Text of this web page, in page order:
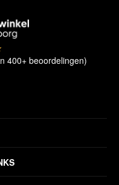
400+ beoordelingen)